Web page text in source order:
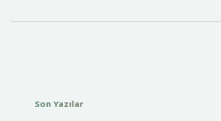
Son Yazılar